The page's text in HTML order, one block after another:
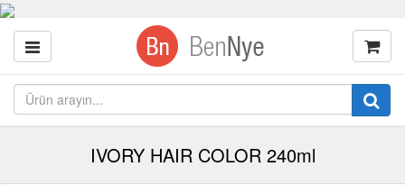
IVORY HAIR COLOR 240ml